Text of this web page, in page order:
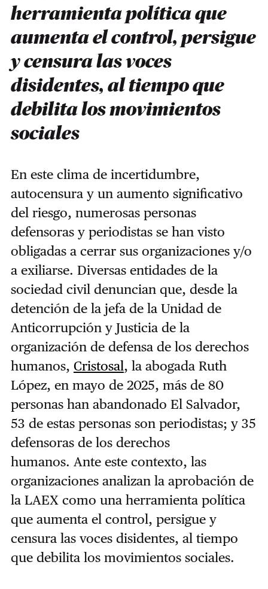
herramienta política que
aumenta el control, persigue
y censura las voces
disidentes, al tiempo que
debilita los movimientos
sociales
En este clima de incertidumbre,
autocensura y un aumento significativo
del riesgo, numerosas personas
defensoras y periodistas se han visto
obligadas a cerrar sus organizaciones y/o
a exiliarse. Diversas entidades de la
sociedad civil denuncian que, desde la
detención de la jefa de la Unidad de
Anticorrupción y Justicia de la
organización de defensa de los derechos
humanos, Cristosal, la abogada Ruth
López, en mayo de 2025, más de 80
personas han abandonado El Salvador,
53 de estas personas son periodistas; y 35
defensoras de los derechos
humanos. Ante este contexto, las
organizaciones analizan la aprobación de
la LAEX como una herramienta política
que aumenta el control, persigue y
censura las voces disidentes, al tiempo
que debilita los movimientos sociales.